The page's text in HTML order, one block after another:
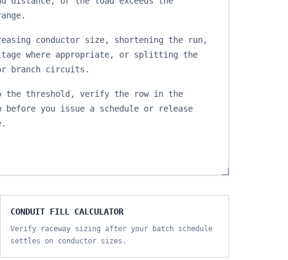
conductor size, shortening the run,
where appropriate, or splitting the
branch circuits.
the threshold, verify the row in the
before you issue a schedule or release
CONDUIT FILL CALCULATOR
Verify raceway sizing after your batch schedule
settles on conductor sizes.